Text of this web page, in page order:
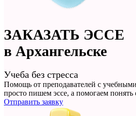
ЗАКАЗАТЬ ЭССЕ
в Архангельске
Учеба без стресса
Помощь от преподавателей с
просто пишем эссе, а помогаем
Отправить заявку